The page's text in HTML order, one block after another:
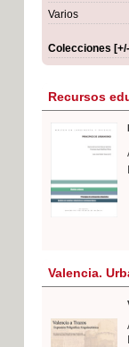
Varios
Colecciones
Recursos
Valencia.